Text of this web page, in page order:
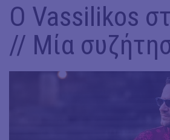
O Vassilikos
// Μία